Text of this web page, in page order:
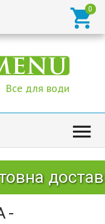

Все для води

-